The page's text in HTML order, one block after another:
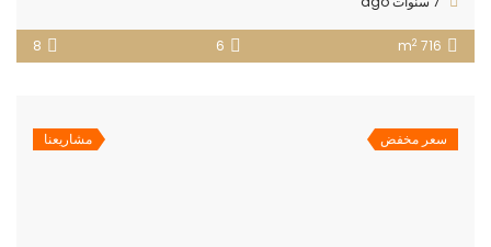
716 m
2
6
8
سعر مخفض مشاريعنا